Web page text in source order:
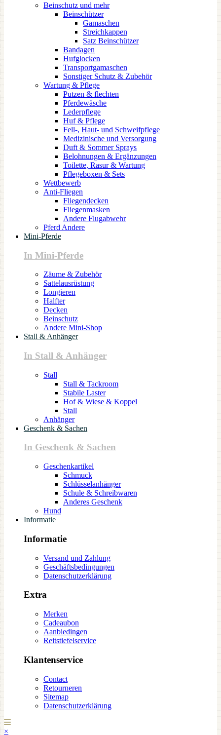
Beinschutz und mehr
Beinschützer
Gamaschen
Streichkappen
Satz Beinschützer
Bandagen
Hufglocken
Transportgamaschen
Sonstiger Schutz & Zubehör
Wartung & Pflege
Putzen & flechten
Pferdewäsche
Lederpflege
Huf & Pflege
Fell-, Haut- und Schweifpflege
Medizinische und Versorgung
Duft & Sommer Sprays
Belohnungen & Ergänzungen
Toilette, Rasur & Wartung
Pflegeboxen & Sets
Wettbewerb
Anti-Fliegen
Fliegendecken
Fliegenmasken
Andere Flugabwehr
Pferd Andere
Mini-Pferde
In Mini-Pferde
Zäume & Zubehör
Sattelausrüstung
Longieren
Halfter
Decken
Beinschutz
Andere Mini-Shop
Stall & Anhänger
In Stall & Anhänger
Stall
Stall & Tackroom
Stabile Laster
Hof & Wiese & Koppel
Stall
Anhänger
Geschenk & Sachen
In Geschenk & Sachen
Geschenkartikel
Schmuck
Schlüsselanhänger
Schule & Schreibwaren
Anderes Geschenk
Hund
Informatie
Informatie
Versand und Zahlung
Geschäftsbedingungen
Datenschutzerklärung
Extra
Merken
Cadeaubon
Aanbiedingen
Reitstiefelservice
Klantenservice
Contact
Retourneren
Sitemap
Datenschutzerklärung
×